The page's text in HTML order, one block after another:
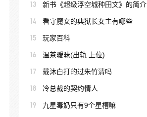
13 新书《超级浮空城种田文》的简介
14 看守魔女的典狱长女主有哪些
15 玩家百科
16 温茶暧昧(出轨 上位)
17 戴沐白打的过朱竹清吗
18 冷总裁的契约情人
19 九星毒奶只有9个星槽嘛